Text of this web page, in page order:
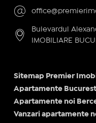
Bulevardul
IMOBILIARE
Sitemap Premier
Apartamente
Apartamente noi
Vanzari apartamente